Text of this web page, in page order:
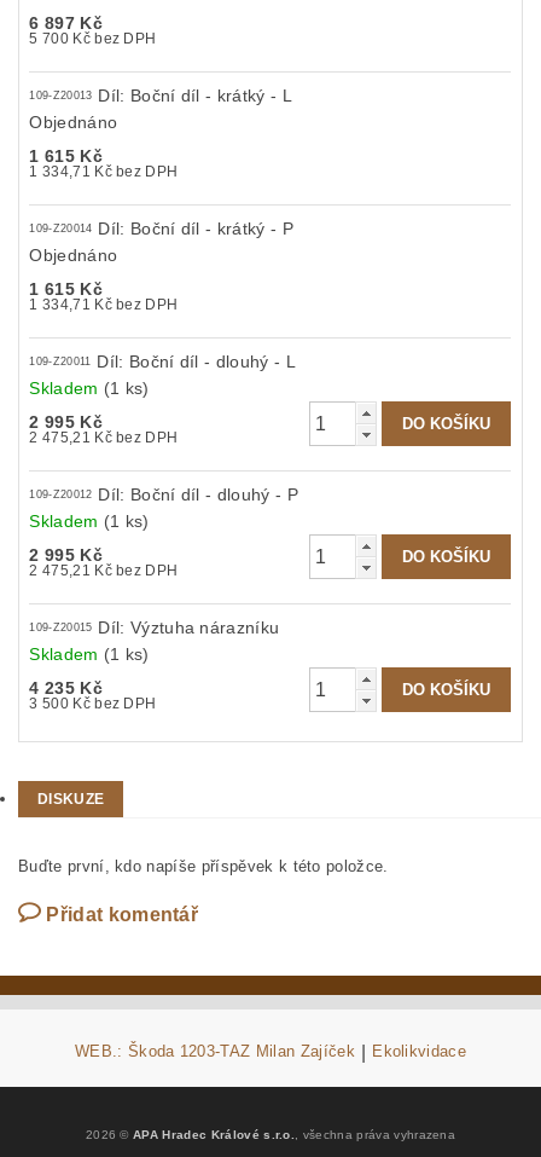
6 897 Kč
5 700 Kč bez DPH
109-Z20013 Díl: Boční díl - krátký - L
Objednáno
1 615 Kč
1 334,71 Kč bez DPH
109-Z20014 Díl: Boční díl - krátký - P
Objednáno
1 615 Kč
1 334,71 Kč bez DPH
109-Z20011 Díl: Boční díl - dlouhý - L
Skladem (1 ks)
2 995 Kč
2 475,21 Kč bez DPH
109-Z20012 Díl: Boční díl - dlouhý - P
Skladem (1 ks)
2 995 Kč
2 475,21 Kč bez DPH
109-Z20015 Díl: Výztuha nárazníku
Skladem (1 ks)
4 235 Kč
3 500 Kč bez DPH
DISKUZE
Buďte první, kdo napíše příspěvek k této položce.
Přidat komentář
WEB.: Škoda 1203-TAZ Milan Zajíček Ekolikvidace
2026 ©APA Hradec Králové s.r.o., všechna práva vyhrazena